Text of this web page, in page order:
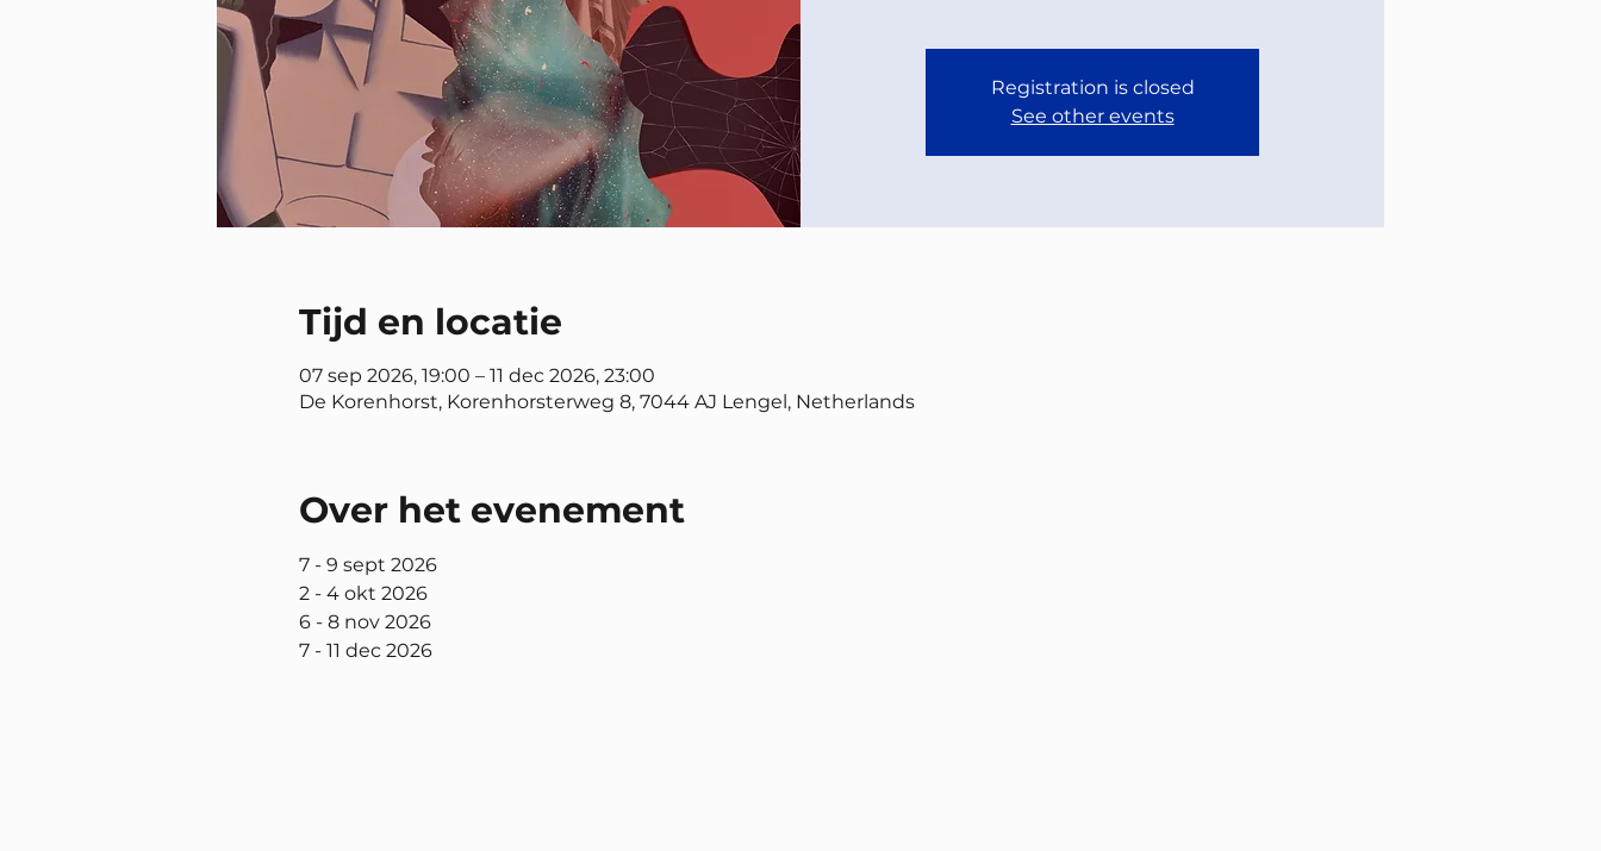
Registration is closed
See other events
Tijd en locatie
07 sep 2026, 19:00 – 11 dec 2026, 23:00
De Korenhorst, Korenhorsterweg 8, 7044 AJ Lengel, Netherlands
Over het evenement
7 - 9 sept 2026
2 - 4 okt 2026
6 - 8 nov 2026
7 - 11 dec 2026